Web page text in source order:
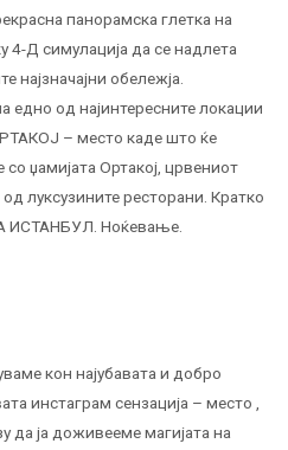
панорамска глетка на
4-Д симулација да се надлета
најзначајни обележја.
едно од најинтересните локации
– место каде што ќе
џамијата Ортакој, црвениот
луксузините ресторани. Кратко
ИСТАНБУЛ. Ноќевање.
кон најубавата и добро
инстаграм сензација – место ,
ја доживееме магијата на